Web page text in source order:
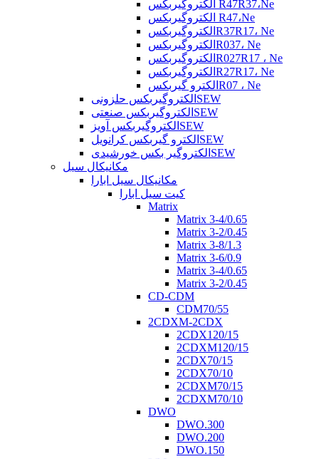
الکتروگیربکس R47R37،Ne
الکتروگیربکس R47،Ne
الکتروگیربکسR37R17، Ne
الکتروگیربکسR037، Ne
الکتروگیربکسR027R17 ، Ne
الکتروگیربکسR27R17، Ne
الکترو گیربکسR07 ، Ne
الکتروگیربکس حلزونیSEW
الکتروگیربکس صنعتیSEW
الکتروگیربکس آویزSEW
الکترو گیربکس کرانویلSEW
الکتروگیر بکس خورشیدیSEW
مکانیکال سیل
مکانیکال سیل ابارا
کیت سیل ابارا
Matrix
Matrix 3-4/0.65
Matrix 3-2/0.45
Matrix 3-8/1.3
Matrix 3-6/0.9
Matrix 3-4/0.65
Matrix 3-2/0.45
CD-CDM
CDM70/55
2CDXM-2CDX
2CDX120/15
2CDXM120/15
2CDX70/15
2CDX70/10
2CDXM70/15
2CDXM70/10
DWO
DWO.300
DWO.200
DWO.150